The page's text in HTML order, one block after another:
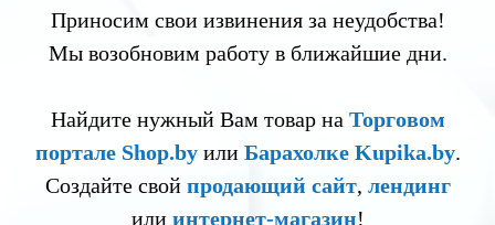
Приносим свои извинения за неудобства!
Мы возобновим работу в ближайшие дни.
Найдите нужный Вам товар на Торговом
портале Shop.byили Барахолке Kupika.by.
Создайте свой продающий сайт, лендинг
или интернет-магазин!